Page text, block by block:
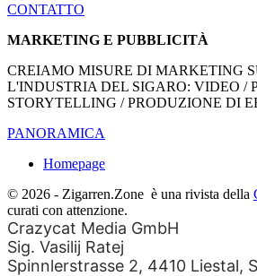
CONTATTO
MARKETING E PUBBLICITÀ
CREIAMO MISURE DI MARKETING
L'INDUSTRIA DEL SIGARO: VIDEO /
STORYTELLING / PRODUZIONE DI
PANORAMICA
Homepage
© 2026 - Zigarren.Zone è una rivista della
curati con attenzione.
Crazycat Media GmbH
Sig. Vasilij Ratej
Spinnlerstrasse 2, 4410 Liestal,